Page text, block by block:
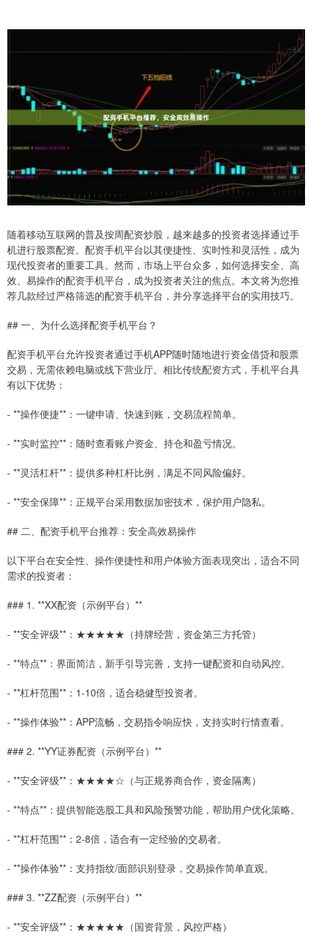
随着移动互联网的普及按周配资炒股，越来越多的投资者选择通过手
机进行股票配资。配资手机平台以其便捷性、实时性和灵活性，成为
现代投资者的重要工具。然而，市场上平台众多，如何选择安全、高
效、易操作的配资手机平台，成为投资者关注的焦点。本文将为您推
荐几款经过严格筛选的配资手机平台，并分享选择平台的实用技巧。
## 一、为什么选择配资手机平台？
配资手机平台允许投资者通过手机APP随时随地进行资金借贷和股票
交易，无需依赖电脑或线下营业厅。相比传统配资方式，手机平台具
有以下优势：
- **操作便捷**：一键申请、快速到账，交易流程简单。
- **实时监控**：随时查看账户资金、持仓和盈亏情况。
- **灵活杠杆**：提供多种杠杆比例，满足不同风险偏好。
- **安全保障**：正规平台采用数据加密技术，保护用户隐私。
## 二、配资手机平台推荐：安全高效易操作
以下平台在安全性、操作便捷性和用户体验方面表现突出，适合不同
需求的投资者：
### 1. **XX配资（示例平台）**
- **安全评级**：★★★★★（持牌经营，资金第三方托管）
- **特点**：界面简洁，新手引导完善，支持一键配资和自动风控。
- **杠杆范围**：1-10倍，适合稳健型投资者。
- **操作体验**：APP流畅，交易指令响应快，支持实时行情查看。
### 2. **YY证券配资（示例平台）**
- **安全评级**：★★★★☆（与正规券商合作，资金隔离）
- **特点**：提供智能选股工具和风险预警功能，帮助用户优化策略。
- **杠杆范围**：2-8倍，适合有一定经验的交易者。
- **操作体验**：支持指纹/面部识别登录，交易操作简单直观。
### 3. **ZZ配资（示例平台）**
- **安全评级**：★★★★★（国资背景，风控严格）